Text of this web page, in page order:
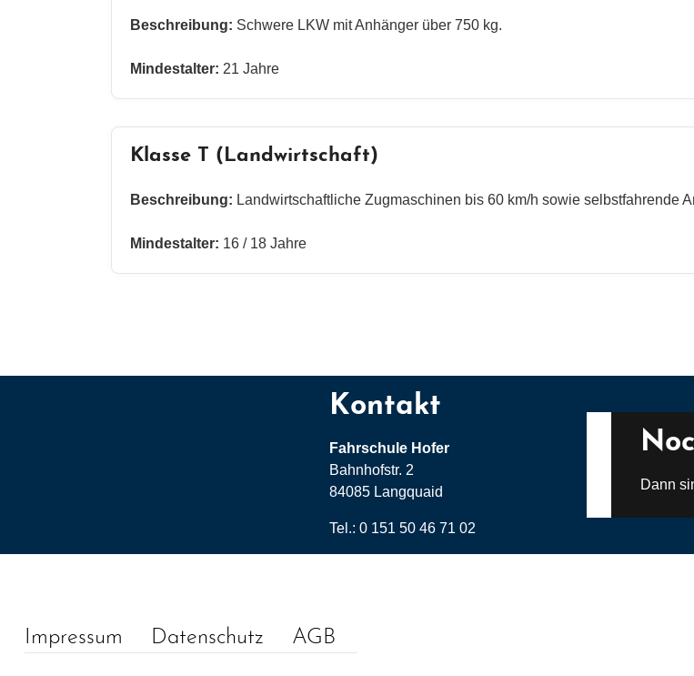
Beschreibung: Schwere LKW mit Anhänger über 750 kg.
Mindestalter: 21 Jahre
Klasse T (Landwirtschaft)
Beschreibung: Landwirtschaftliche Zugmaschinen bis 60 km/h sowie selbstfahrende
Mindestalter: 16 / 18 Jahre
Kontakt
Fahrschule Hofer
Bahnhofstr. 2
84085 Langquaid
Tel.:0 151 50 46 71 02
Dann
Impressum Datenschutz AGB